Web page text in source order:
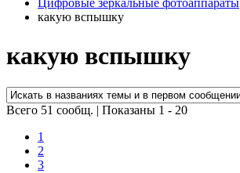
Цифровые зеркальные фотоаппараты
какую вспышку
какую вспышку
Всего 51 сообщ. | Показаны 1 - 20
1
2
3